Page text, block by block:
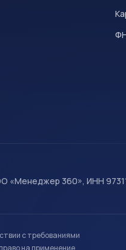
«Менеджер 360», ИНН
с требованиями
на применение